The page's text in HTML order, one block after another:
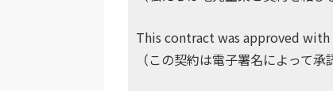
This contract was approved
（この契約は電子署名によって承